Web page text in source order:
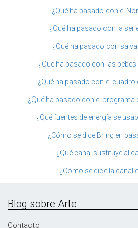
¿Qué ha pasado con el
¿Qué ha pasado con la
¿Qué ha pasado con
¿Qué ha pasado con las bebés
¿Qué ha pasado con el cuadro
¿Qué ha pasado con el programa
¿Qué fuentes de energía se
¿Cómo se dice Bring en
¿Qué canal sustituye al
¿Cómo se dice la canal
Blog sobre Arte
Contacto